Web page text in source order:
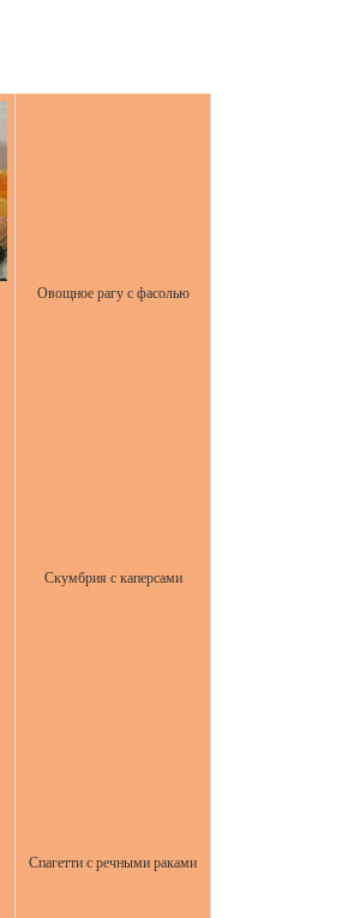
Овощное рагу с фасолью
Скумбрия с каперсами
Спагетти с речными раками